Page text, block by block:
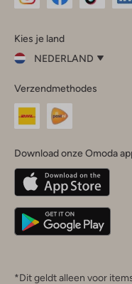
InstagramFacebook
Kies je land
NEDERLAND
je
land
Nederland
Belgique
Deutschland
Verzendmethodes
Download onze Omoda
*Dit geldt alleen voor